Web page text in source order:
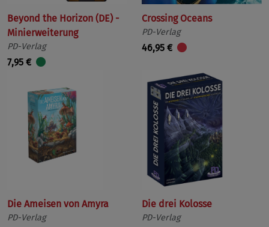
Beyond the Horizon (DE) -
Minierweiterung
PD-Verlag
7,95 €
Crossing Oceans
PD-Verlag
46,95 €
Die Ameisen von Amyra
PD-Verlag
Die drei Kolosse
PD-Verlag